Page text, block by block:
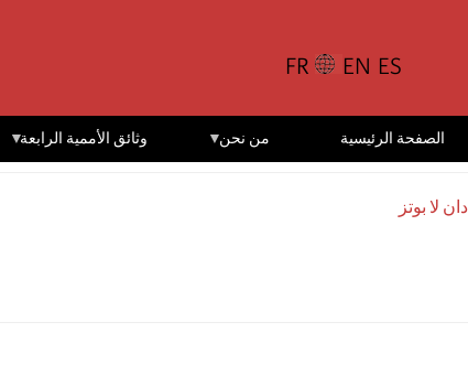
الصفحة الرئيسية من نحن وثائق الأممية الرابعة
دان لا بوتز